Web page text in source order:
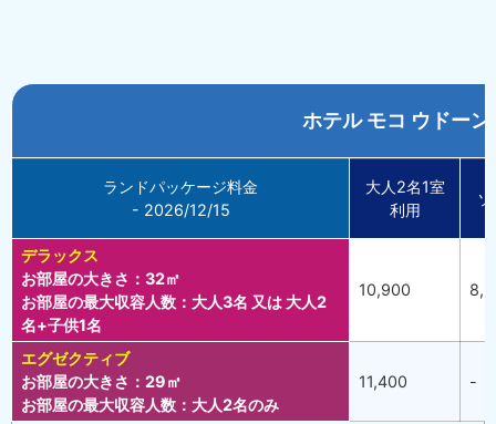
ホテル モコ ウドー
ランドパッケージ料金
- 2026/12/15
大人2名1室
利用
デラックス
お部屋の大きさ：32㎡
お部屋の最大収容人数：大人3名 又は 大人2
名+子供1名
10,900
エグゼクティブ
お部屋の大きさ：29㎡
お部屋の最大収容人数：大人2名のみ
11,400 -